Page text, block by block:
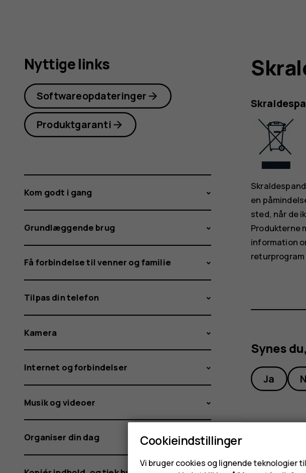
en
sted, når de
Produkterne
information
Synes
Ja
Nyttige links
Softwareopdateringer
Produktgaranti
Kom godt i gang
Grundlæggende brug
Få forbindelse til venner og familie
Tilpas din telefon
Kamera
Internet og forbindelser
Musik og videoer
Organiser din dag Cookieindstillinger
Vi bruger cookies og lignende teknologier